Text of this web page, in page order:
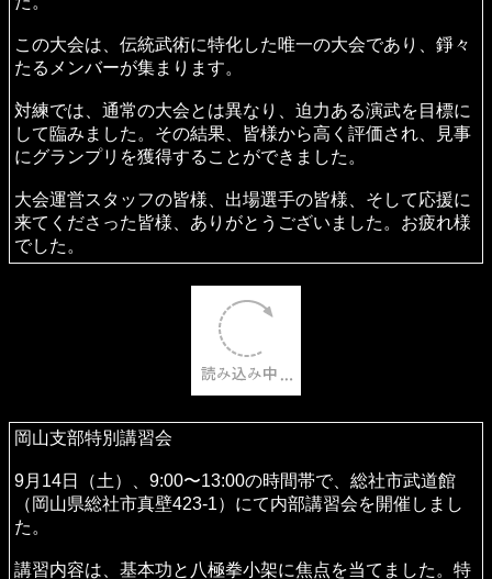
W-1 GP 2024 伝統武術観摩交流大会
術観摩交流大会において、孟村八極拳の対打で出場しまし
た。また、私が月一回指導に伺っている神戸八極拳把式房
からは、小架二路、単打、六合花槍の3名が出場しまし
た。